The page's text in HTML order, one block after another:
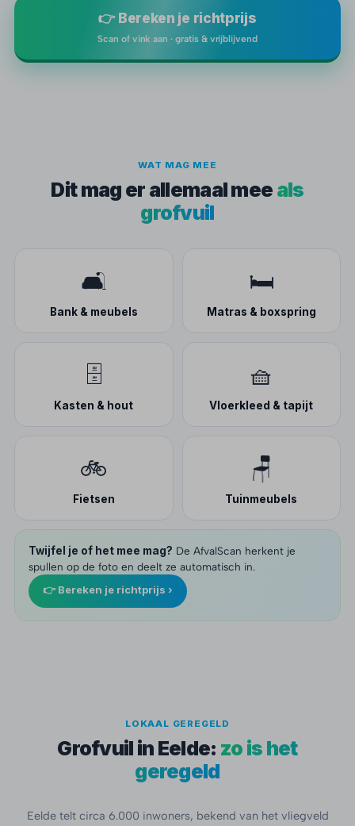
👉 Bereken je richtprijs
Scan of vink aan · gratis & vrijblijvend
WAT MAG MEE
Dit mag er allemaal mee als
grofvuil
🛋️
Bank & meubels
🛏️
Matras & boxspring
🗄️
Kasten & hout
🧺
Vloerkleed & tapijt
🚲
Fietsen
🪑
Tuinmeubels
Twijfel je of het mee mag? De AfvalScan herkent je
spullen op de foto en deelt ze automatisch in.
👉 Bereken je richtprijs ›
LOKAAL GEREGELD
Grofvuil in Eelde: zo is het
geregeld
Eelde telt circa 6.000 inwoners, bekend van het vliegveld